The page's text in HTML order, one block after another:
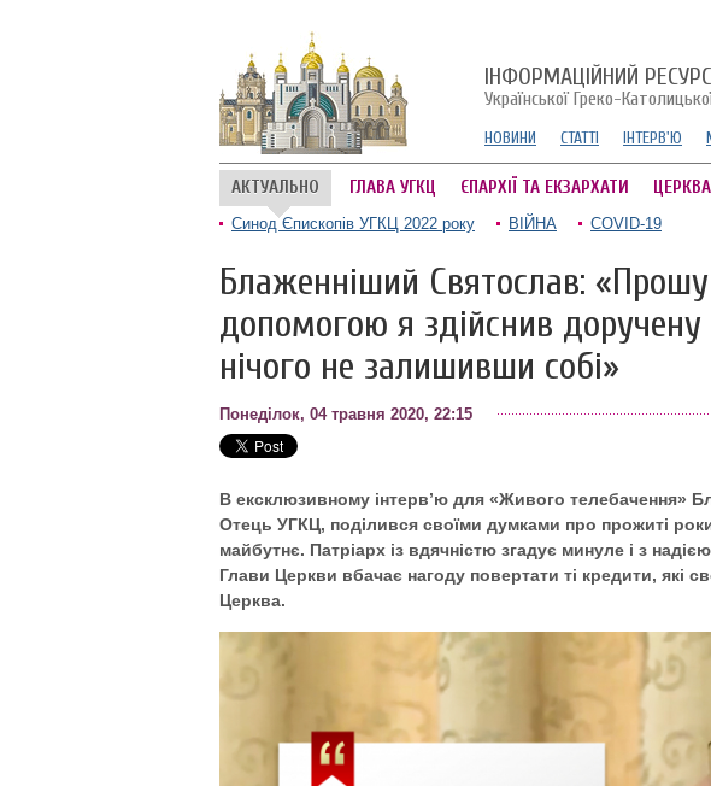
ІНФОРМАЦІЙНИЙ РЕСУРС
Української Греко-
НОВИНИ СТАТТІ ІНТЕРВ'Ю
АКТУАЛЬНО ГЛАВА УГКЦ ЄПАРХІЇ ТА ЕКЗАРХАТИ
Синод Єпископів УГКЦ 2022 року ВІЙНА COVID-19
Блаженніший Святослав:
допомогою я здійснив доручену
нічого не залишивши собі»
Понеділок, 04 травня 2020, 22:15
В ексклюзивному інтерв’ю для «Живого телебачення»
Отець УГКЦ, поділився своїми думками про прожиті
майбутнє. Патріарх із вдячністю згадує минуле і з
Глави Церкви вбачає нагоду повертати ті кредити, які
Церква.